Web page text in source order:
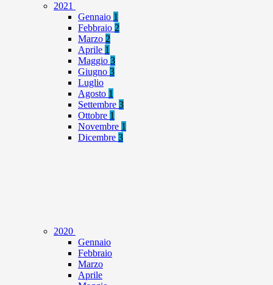
2021
Gennaio 1
Febbraio 2
Marzo 2
Aprile 1
Maggio 3
Giugno 3
Luglio
Agosto 1
Settembre 3
Ottobre 1
Novembre 1
Dicembre 3
2020
Gennaio
Febbraio
Marzo
Aprile